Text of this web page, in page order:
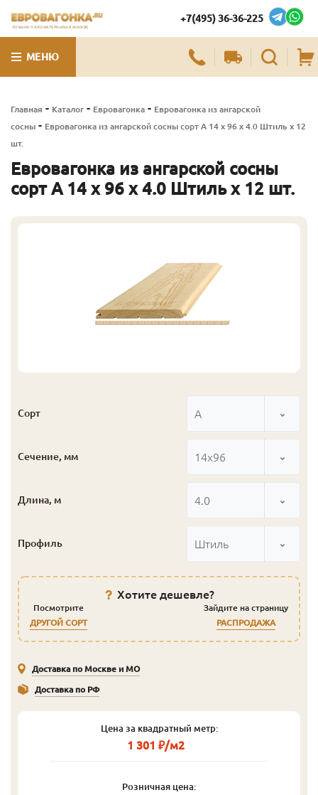
ЛУЧШИЕ ПИЛОМАТЕРИАЛЫ В МОСКВЕ
+7(495) 36-36-225
МЕНЮ
Главная - Каталог - Евровагонка - Евровагонка из ангарской
сосны - Евровагонка из ангарской сосны сорт А 14 x 96 x 4.0 Штиль x 12
шт.
Евровагонка из ангарской сосны
сорт А 14 x 96 x 4.0 Штиль x 12 шт.
Сорт А
Сечение, мм 14x96
Длина, м 4.0
Профиль Штиль
Хотите дешевле?
Посмотрите
ДРУГОЙ СОРТ
Зайдите на страницу
РАСПРОДАЖА
Доставка по Москве и МО
Доставка по РФ
Цена за квадратный метр:
1 301 ₽/м2
Розничная цена: